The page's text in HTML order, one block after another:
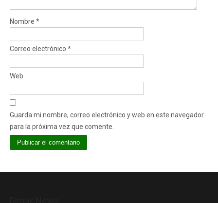
Nombre *
Correo electrónico *
Web
Guarda mi nombre, correo electrónico y web en este navegador
para la próxima vez que comente.